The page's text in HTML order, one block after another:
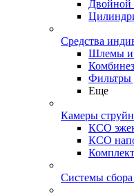
Двойной
Средства
Шлемы и
Фильтры
Еще
Камеры
КСО
КСО
Системы сбора